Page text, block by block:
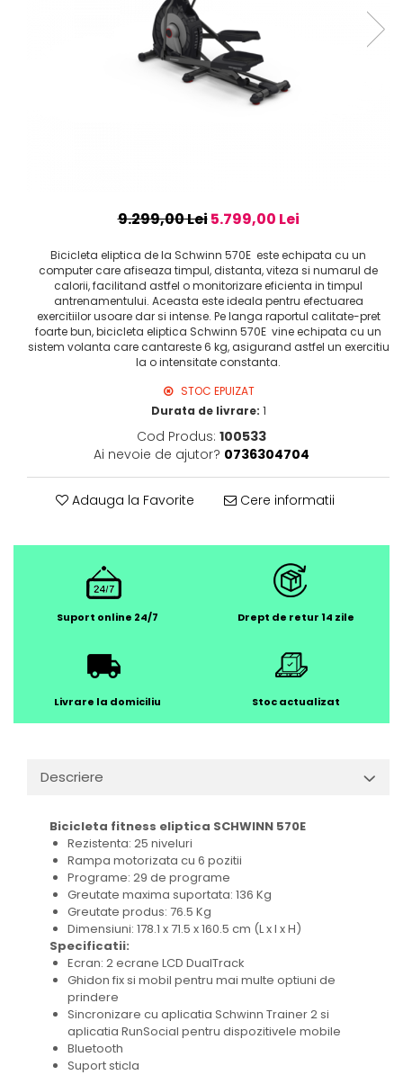
9.299,00 Lei5.799,00 Lei
Bicicleta eliptica de la Schwinn 570E este echipata cu un
computer care afiseaza timpul, distanta, viteza si numarul de
calorii, facilitand astfel o monitorizare eficienta in timpul
antrenamentului. Aceasta este ideala pentru efectuarea
exercitiilor usoare dar si intense. Pe langa raportul calitate-pret
foarte bun, bicicleta eliptica Schwinn 570E vine echipata cu un
sistem volanta care cantareste 6 kg, asigurand astfel un exercitiu
la o intensitate constanta.
STOC EPUIZAT
Durata de livrare: 1
Cod Produs: 100533
Ai nevoie de ajutor? 0736304704
Adauga la Favorite Cere informatii
Suport online 24/7 Drept de retur 14 zile
Livrare la domiciliu Stoc actualizat
Descriere
Bicicleta fitness eliptica SCHWINN 570E
Rezistenta: 25 niveluri
Rampa motorizata cu 6 pozitii
Programe: 29 de programe
Greutate maxima suportata: 136 Kg
Greutate produs: 76.5 Kg
Dimensiuni: 178.1 x 71.5 x 160.5 cm (L x l x H)
Specificatii:
Ecran: 2 ecrane LCD DualTrack
Ghidon fix si mobil pentru mai multe optiuni de
prindere
Sincronizare cu aplicatia Schwinn Trainer 2 si
aplicatia RunSocial pentru dispozitivele mobile
Bluetooth
Suport sticla